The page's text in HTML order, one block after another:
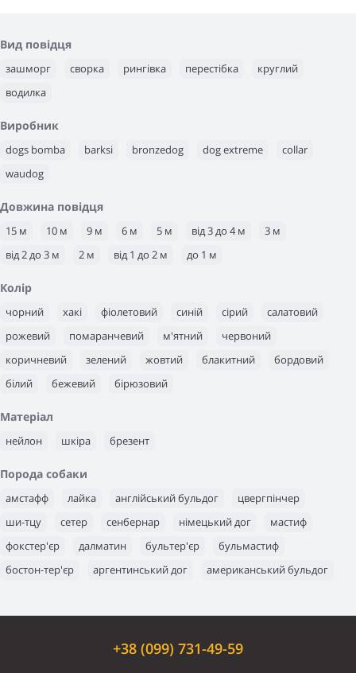
Вид повідця
зашморг сворка рингівка перестібка
круглий
водилка
Виробник
dogs bomba barksi bronzedog dog extreme
collar
waudog
Довжина повідця
15 м 10 м 9 м 6 м 5 м від 3 до 4 м
3 м
від 2 до 3 м
2 м від 1 до 2 м до 1 м
Колір
чорний хакі фіолетовий синій сірий
салатовий
рожевий
помаранчевий м'ятний
червоний
коричневий
зелений жовтий блакитний
бордовий
білий
бежевий бірюзовий
Матеріал
нейлон шкіра брезент
Порода собаки
амстафф лайка англійський бульдог
цвергпінчер
ши-тцу
сетер сенбернар німецький дог
мастиф
фокстер'єр
далматин бультер'єр
бульмастиф
бостон-тер'єр
аргентинський дог
американський бульдог
акіта-іну
стафф шпіц чихуахуа цвергшнауцер
хаскі
той-тер'єр такса
+38 (099) 731-49-59